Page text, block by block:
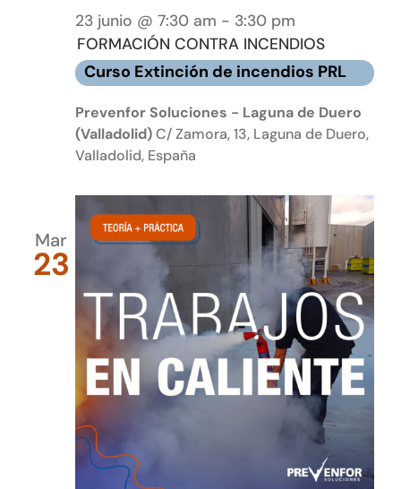
23 junio @ 7:30 am - 3:30 pm
FORMACIÓN CONTRA INCENDIOS
Curso Extinción de incendios PRL
Prevenfor Soluciones - Laguna de Duero
(Valladolid)C/ Zamora, 13, Laguna de Duero,
Valladolid, España
Mar
23